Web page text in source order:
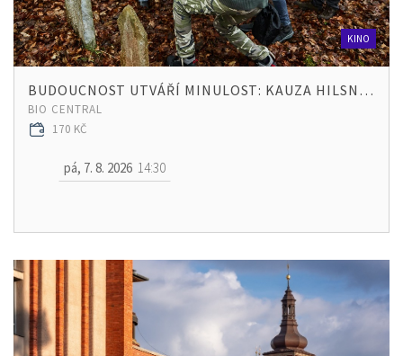
KINO
BUDOUCNOST UTVÁŘÍ MINULOST: KAUZA HILSNER
BIO CENTRAL
170 KČ
pá, 7. 8. 2026 14:30